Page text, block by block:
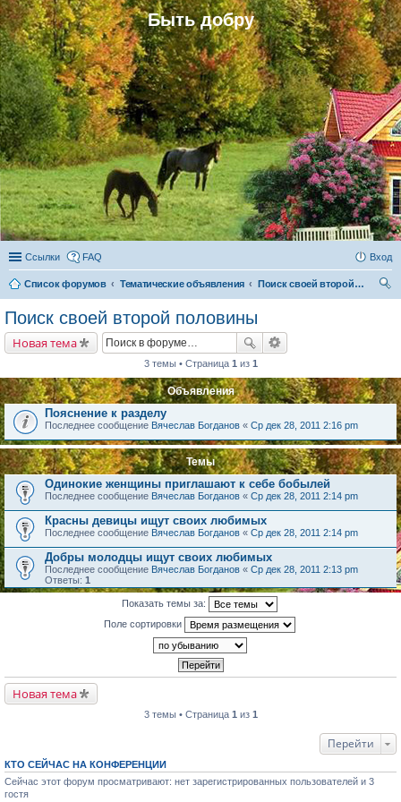
Быть добру
Ссылки FAQ Вход
Список форумов Тематические объявления
Поиск своей второй половины
Поиск своей второй половины
Новая тема
3 темы • Страница 1 из 1
Объявления
Пояснение к разделу
Последнее сообщение Вячеслав Богданов « Ср дек 28, 2011 2:16 pm
Темы
Одинокие женщины приглашают к себе бобылей
Последнее сообщение Вячеслав Богданов « Ср дек 28, 2011 2:14 pm
Красны девицы ищут своих любимых
Последнее сообщение Вячеслав Богданов « Ср дек 28, 2011 2:14 pm
Добры молодцы ищут своих любимых
Последнее сообщение Вячеслав Богданов « Ср дек 28, 2011 2:13 pm
Ответы: 1
Показать темы за:
Поле сортировки
Новая тема
3 темы • Страница 1 из 1
Перейти
КТО СЕЙЧАС НА КОНФЕРЕНЦИИ
Сейчас этот форум просматривают: нет зарегистрированных пользователей и 3
гостя